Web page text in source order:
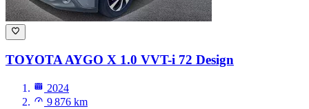
TOYOTA AYGO X 1.0 VVT-i 72 Design
2024
9 876 km